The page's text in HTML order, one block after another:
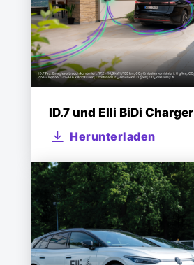
ID.7 und Elli BiDi Charger
Herunterladen